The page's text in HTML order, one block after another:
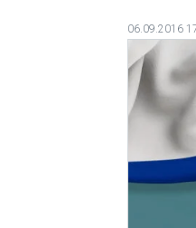
06.09.2016